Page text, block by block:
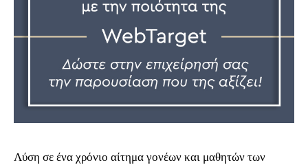
Λύση σε ένα χρόνιο αίτημα γονέων και μαθητών των